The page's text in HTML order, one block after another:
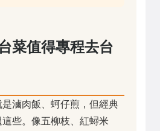
菜值得專程去台
滷肉飯、蚵仔煎，但經典
些。像五柳枝、紅蟳米